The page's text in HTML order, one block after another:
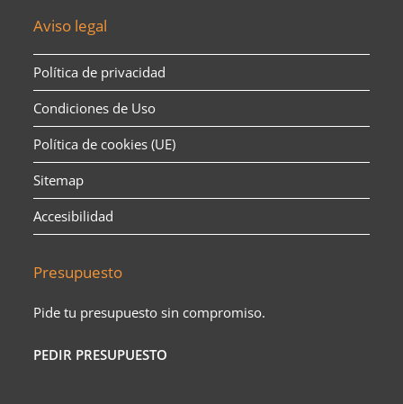
Aviso legal
Política de privacidad
Condiciones de Uso
Política de cookies (UE)
Sitemap
Accesibilidad
Presupuesto
Pide tu presupuesto sin compromiso.
PEDIR PRESUPUESTO